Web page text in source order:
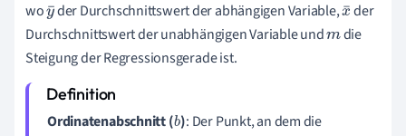
woy
¯
der Durchschnittswert der abhängigen Variable,x
¯
der
Durchschnittswert der unabhängigen Variable undmdie
Steigung der Regressionsgerade ist.
Ordinatenabschnitt (b): Der Punkt, an dem die